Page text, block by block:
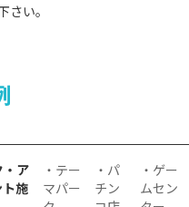
さい。
・ア
ト施
・テー
マパー
・パ
チン
・ゲー
ムセン